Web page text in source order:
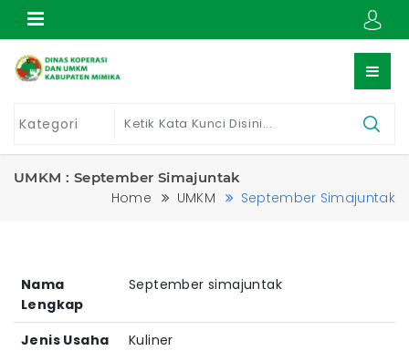
UMKM : September Simajuntak
Home UMKM September Simajuntak
Nama
Lengkap
September simajuntak
Jenis Usaha
Kuliner